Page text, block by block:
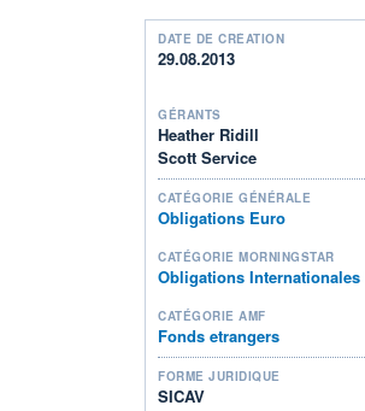
DATE DE CRÉATION
29.08.2013
GÉRANTS
Heather Ridill
Scott Service
CATÉGORIE GÉNÉRALE
Obligations Euro
CATÉGORIE MORNINGSTAR
Obligations
CATÉGORIE AMF
Fonds etrangers
FORME JURIDIQUE
SICAV